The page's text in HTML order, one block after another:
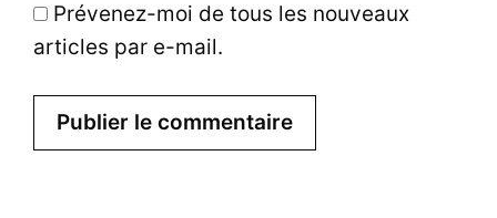
Prévenez-moi de tous les nouveaux
articles par e-mail.